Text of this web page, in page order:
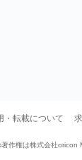
・転載について
作権は株式会社oricon